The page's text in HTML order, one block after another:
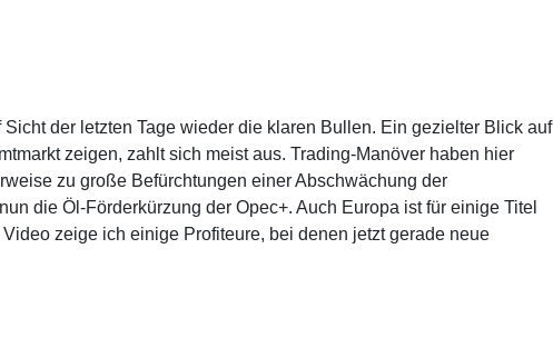
der letzten Tage wieder die klaren Bullen. Ein gezielter Blick auf
zeigen, zahlt sich meist aus. Trading-Manöver haben hier
zu große Befürchtungen einer Abschwächung der
die Öl-Förderkürzung der Opec+. Auch Europa ist für einige Titel
zeige ich einige Profiteure, bei denen jetzt gerade neue